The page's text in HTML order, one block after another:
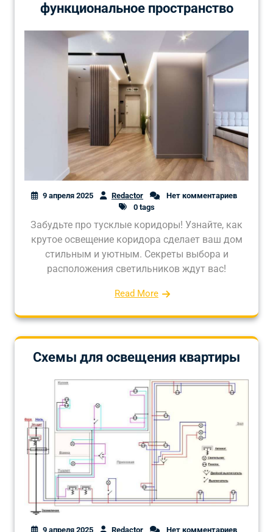
функциональное пространство
9 апреля 2025 Redactor
Нет комментариев
0 tags
Забудьте про тусклые коридоры! Узнайте, как
крутое освещение коридора сделает ваш дом
стильным и уютным. Секреты выбора и
расположения светильников ждут вас!
Read More
Схемы для освещения квартиры
9 апреля 2025 Redactor
Нет комментариев